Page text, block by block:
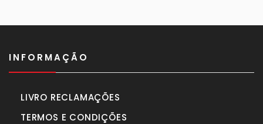
INFORMAÇÃO
LIVRO RECLAMAÇÕES
TERMOS E CONDIÇÕES